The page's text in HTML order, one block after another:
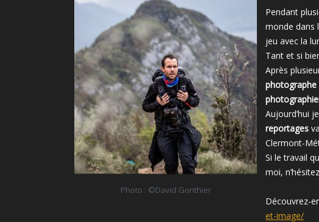
Photo : ©David Gonthier
Pendant
monde dans
jeu avec la
Tant et si
Après
Aujourd’hui
reportages
Clermont-
Si le travail
moi,
Découvrez-
et-image/